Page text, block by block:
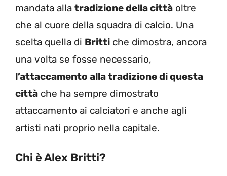
mandata alla tradizione della città oltre
che al cuore della squadra di calcio. Una
scelta quella di Britti che dimostra, ancora
una volta se fosse necessario,
l’attaccamento alla tradizione di questa
città che ha sempre dimostrato
attaccamento ai calciatori e anche agli
artisti nati proprio nella capitale.
Chi è Alex Britti?